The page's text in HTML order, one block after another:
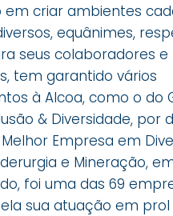
criar ambientes
equânimes,
seus colaboradores e
tem garantido vários
à Alcoa, como o do
& Diversidade, por
Empresa em
e Mineração,
foi uma das 69
sua atuação em prol